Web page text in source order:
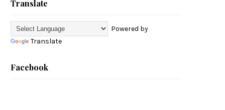
Translate
Powered by
Translate
Facebook